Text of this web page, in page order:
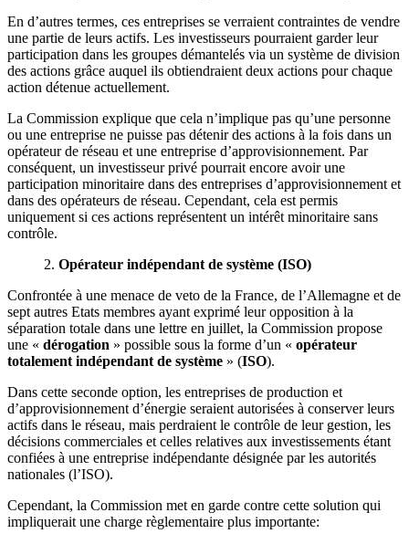
En d’autres termes, ces entreprises se verraient contraintes de vendre
une partie de leurs actifs. Les investisseurs pourraient garder leur
participation dans les groupes démantelés via un système de division
des actions grâce auquel ils obtiendraient deux actions pour chaque
action détenue actuellement.
La Commission explique que cela n’implique pas qu’une personne
ou une entreprise ne puisse pas détenir des actions à la fois dans un
opérateur de réseau et une entreprise d’approvisionnement. Par
conséquent, un investisseur privé pourrait encore avoir une
participation minoritaire dans des entreprises d’approvisionnement et
dans des opérateurs de réseau. Cependant, cela est permis
uniquement si ces actions représentent un intérêt minoritaire sans
contrôle.
2. Opérateur indépendant de système (ISO)
Confrontée à une menace de veto de la France, de l’Allemagne et de
sept autres Etats membres ayant exprimé leur opposition à la
séparation totale dans une lettre en juillet, la Commission propose
une « dérogation » possible sous la forme d’un « opérateur
totalement indépendant de système » (ISO).
Dans cette seconde option, les entreprises de production et
d’approvisionnement d’énergie seraient autorisées à conserver leurs
actifs dans le réseau, mais perdraient le contrôle de leur gestion, les
décisions commerciales et celles relatives aux investissements étant
confiées à une entreprise indépendante désignée par les autorités
nationales (l’ISO).
Cependant, la Commission met en garde contre cette solution qui
impliquerait une charge règlementaire plus importante: